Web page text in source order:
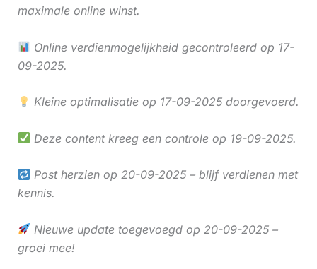
maximale online winst.
Online verdienmogelijkheid gecontroleerd op 17-
09-2025.
Kleine optimalisatie op 17-09-2025 doorgevoerd.
Deze content kreeg een controle op 19-09-2025.
Post herzien op 20-09-2025 – blijf verdienen met
kennis.
Nieuwe update toegevoegd op 20-09-2025 –
groei mee!